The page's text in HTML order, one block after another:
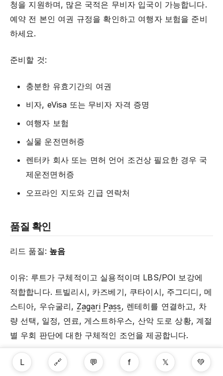
청을 지원하며, 많은 국적은 무비자 입국이 가능합니다.
예약 전 본인 여권 규정을 확인하고 여행자 보험을 준비
하세요.
준비할 것:
충분한 유효기간의 여권
비자, eVisa 또는 무비자 자격 증명
여행자 보험
실물 운전면허증
렌터카 회사 또는 면허 언어 조건상 필요한 경우 국
제운전면허증
오프라인 지도와 긴급 연락처
품질 확인
리드 품질: 높음
이유: 루트가 구체적이고 실용적이며 LBS/POI 보강에
적합합니다. 트빌리시, 카즈베기, 쿠타이시, 주그디디, 메
스티아, 우슈굴리, Zagari Pass, 렌테히를 연결하고, 차
량 선택, 일정, 연료, 게스트하우스, 산악 도로 상황, 계절
별 우회 판단에 대한 구체적인 조언을 제공합니다.
확인한 자료:
L 🔗 💬 f 𝕏 💚